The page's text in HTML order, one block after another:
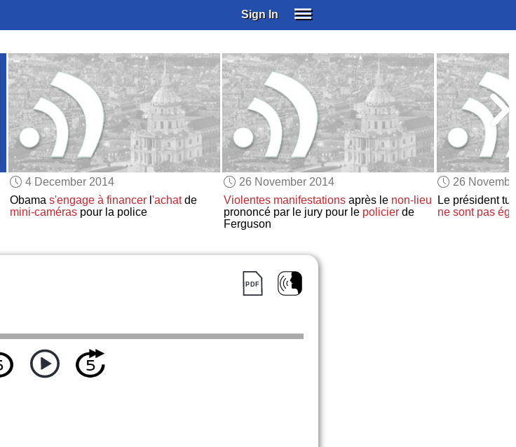
Sign In
SUBSCRIBE
EDUCATIONAL LICENSES
GIFT CARDS
OTHER LANGUAGES
ABOUT US
ALEXA
ADJUST COLORS
4 December 2014
Obama s'engage à financerl 'achatde
mini-caméraspour la police
26 November 2014
Violentes manifestationsaprès le non-lieu
prononcé par le jury pour le policierde
Ferguson
26
Le président
ne sont pas